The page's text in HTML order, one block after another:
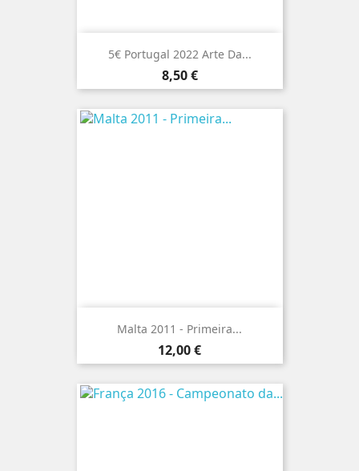
5€ Portugal 2022 Arte Da...
Preço
8,50 €
Malta 2011 - Primeira...
Preço
12,00 €